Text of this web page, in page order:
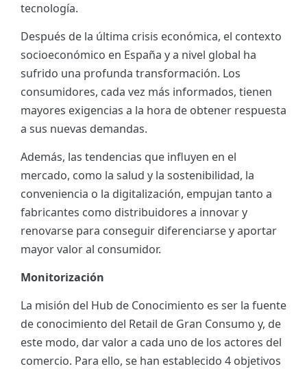
tecnología.
Después de la última crisis económica, el contexto
socioeconómico en España y a nivel global ha
sufrido una profunda transformación. Los
consumidores, cada vez más informados, tienen
mayores exigencias a la hora de obtener respuesta
a sus nuevas demandas.
Además, las tendencias que influyen en el
mercado, como la salud y la sostenibilidad, la
conveniencia o la digitalización, empujan tanto a
fabricantes como distribuidores a innovar y
renovarse para conseguir diferenciarse y aportar
mayor valor al consumidor.
Monitorización
La misión del Hub de Conocimiento es ser la fuente
de conocimiento del Retail de Gran Consumo y, de
este modo, dar valor a cada uno de los actores del
comercio. Para ello, se han establecido 4 objetivos